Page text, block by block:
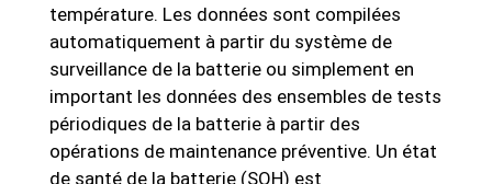
température. Les données sont compilées
automatiquement à partir du système de
surveillance de la batterie ou simplement en
important les données des ensembles de tests
périodiques de la batterie à partir des
opérations de maintenance préventive. Un état
de santé de la batterie (SOH) est